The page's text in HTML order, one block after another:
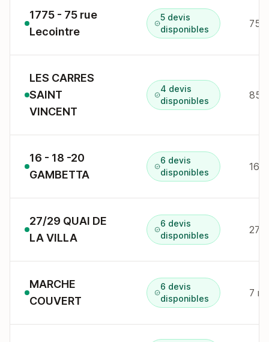
1775 - 75 rue
Lecointre
5 devis
disponibles
75 r
LES CARRES
SAINT
VINCENT
4 devis
disponibles
85 r
16 - 18 -20
GAMBETTA
6 devis
disponibles
16
27/29 QUAI DE
LA VILLA
6 devis
disponibles
27
MARCHE
COUVERT
6 devis
disponibles
7 r